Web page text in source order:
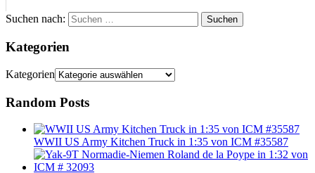
Suchen nach: Suchen
Kategorien
Kategorien
Random Posts
WWII US Army Kitchen Truck in 1:35 von ICM #35587